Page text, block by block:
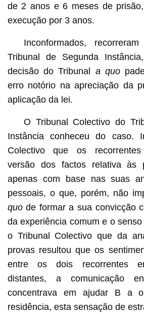
de 2 anos e 6 meses de
execução por 3 anos.
Inconformados,
Tribunal de Segunda
decisão do Tribunal a quo
erro notório na apreciação da
aplicação da lei.
O Tribunal Colectivo do
Instância conheceu do caso.
Colectivo que os
versão dos factos relativa às
apenas com base nas suas
pessoais, o que, porém, não
quode formar a sua convicção
da experiência comum e o
o Tribunal Colectivo que da
provas resultou que os
entre os dois recorrentes
distantes, a comunicação
concentrava em ajudar B a
residência, esta sensação de